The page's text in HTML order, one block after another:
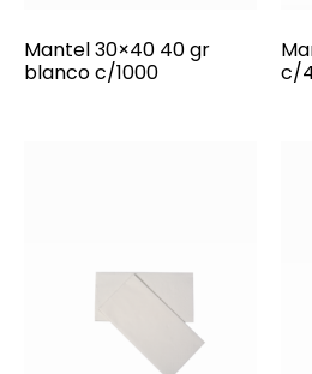
Mantel 30×40 40 gr
blanco c/1000
c/